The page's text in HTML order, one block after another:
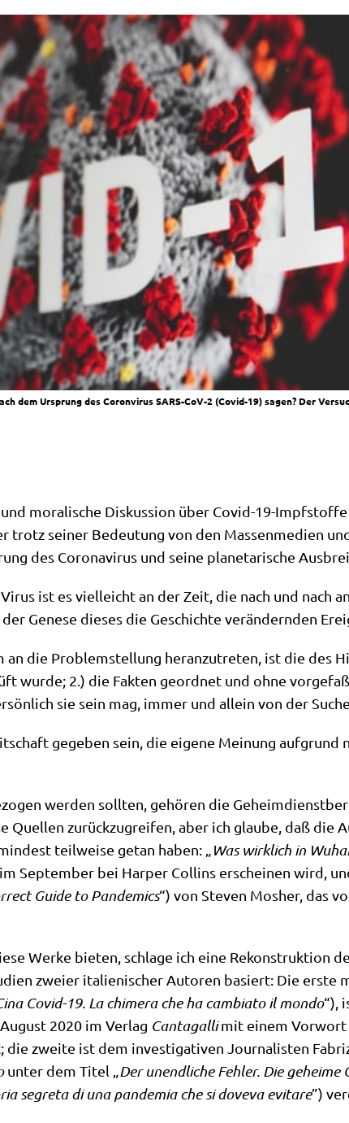
dem Ursprung des Coronvirus SARS-CoV-2 (Covid-19) sagen? Der
mora­li­sche Dis­kus­si­on über Covid-19-
trotz sei­ner Bedeu­tung von den Mas­sen­me­di­en
des Coro­na­vi­rus und sei­ne pla­ne­ta­ri­sche
ist es viel­leicht an der Zeit, die nach und nach
Gene­se die­ses die Geschich­te ver­än­dern­den
an die Pro­blem­stel­lung her­an­zu­tre­ten, ist die des
wur­de; 2.) die Fak­ten geord­net und ohne
sie sein mag, immer und allein von der
gege­ben sein, die eige­ne Mei­nung auf­grund
wer­den soll­ten, gehö­ren die
Quel­len zurück­zu­grei­fen, aber ich glau­be, daß die
teil­wei­se getan haben: „
Was wirk­lich in
Sep­tem­ber bei Har­per Coll­ins erschei­nen wird, und
Gui­de to Pan­de­mics“) von Ste­ven Mos­her, das
Wer­ke bie­ten, schla­ge ich eine Rekon­struk­ti­on
zwei­er ita­lie­ni­scher Autoren basiert: Die erste
Covid-19. La chi­mera che ha cam­bia­to il mon­do“),
2020 im Ver­lag Can­tag­al­limit einem Vor­wort
zwei­te ist dem inve­sti­ga­ti­ven Jour­na­li­sten
unter dem Titel „ Der unend­li­che Feh­ler. Die gehei­me
segre­ta di una pan­de­mia che si dove­va evi­t­are”)